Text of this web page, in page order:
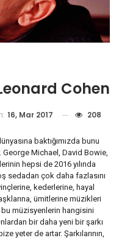
Cohen
16, Mar 2017 208
baktığımızda bunu
Michael, David Bowie,
hepsi de 2016 yılında
sedadan çok daha fazlasını
kederlerine, hayal
aşklarına, ümitlerine müzikleri
müzisyenlerin hangisini
bir daha yeni bir şarkı
yeter de artar. Şarkılarının,